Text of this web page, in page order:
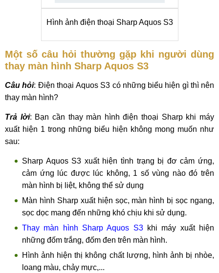
Hình ảnh điện thoại Sharp Aquos S3
Một số câu hỏi thường gặp khi người dùng
thay màn hình Sharp Aquos S3
Câu hỏi: Điện thoại Aquos S3 có những biểu hiện gì thì nên
thay màn hình?
Trả lời: Bạn cần thay màn hình điện thoại Sharp khi máy
xuất hiện 1 trong những biểu hiện không mong muốn như
sau:
Sharp Aquos S3 xuất hiện tình trạng bị đơ cảm ứng,
cảm ứng lúc được lúc không, 1 số vùng nào đó trên
màn hình bị liệt, không thể sử dụng
Màn hình Sharp xuất hiện sọc, màn hình bị sọc ngang,
sọc dọc mang đến những khó chịu khi sử dụng.
Thay màn hình Sharp Aquos S3khi máy xuất hiện
những đốm trắng, đốm đen trên màn hình.
Hình ảnh hiện thị không chất lượng, hình ảnh bị nhòe,
loang màu, chảy mực,...